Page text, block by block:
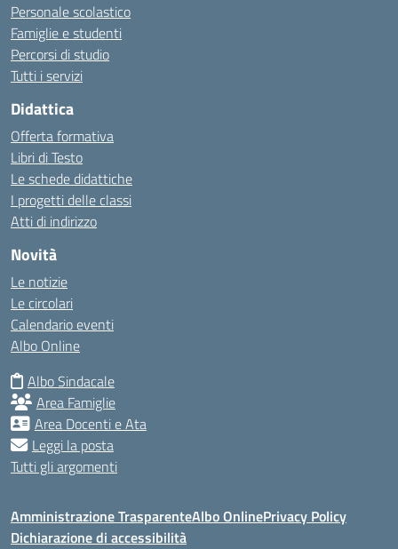
Personale scolastico
Famiglie e studenti
Percorsi di studio
Tutti i servizi
Didattica
Offerta formativa
Libri di Testo
Le schede didattiche
I progetti delle classi
Atti di indirizzo
Novità
Le notizie
Le circolari
Calendario eventi
Albo Online
Albo Sindacale
Area Famiglie
Area Docenti e Ata
Leggi la posta
Tutti gli argomenti
Amministrazione TrasparenteAlbo OnlinePrivacy Policy
Dichiarazione di accessibilità